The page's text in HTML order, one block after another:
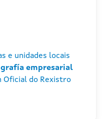
e unidades locais
empresarial
Oficial do Rexistro